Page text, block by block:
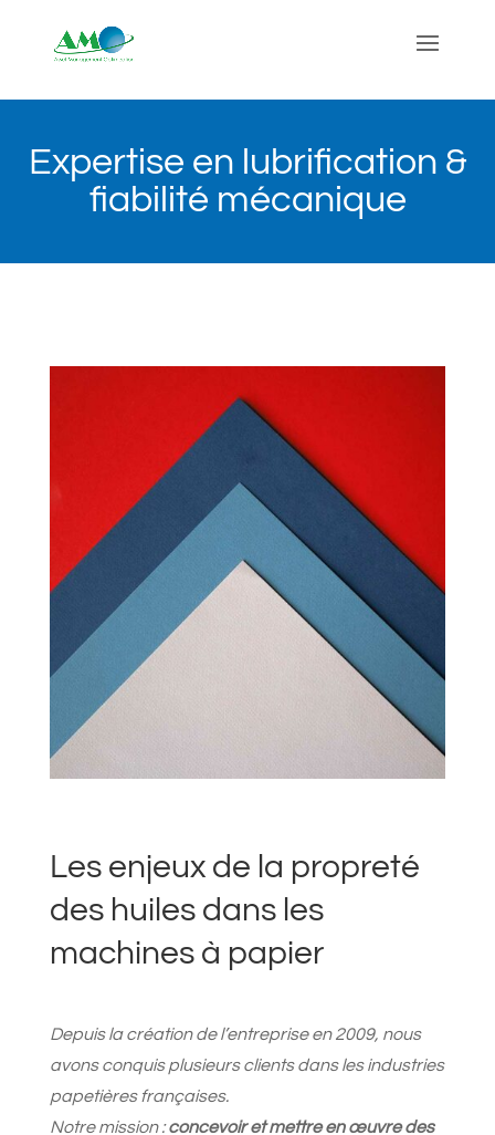
Expertise en lubrification &
fiabilité mécanique
Les enjeux de la propreté
des huiles dans les
machines à papier
Depuis la création de l’entreprise en 2009, nous
avons conquis plusieurs clients dans les industries
papetières françaises.
Notre mission :concevoir et mettre en œuvre des